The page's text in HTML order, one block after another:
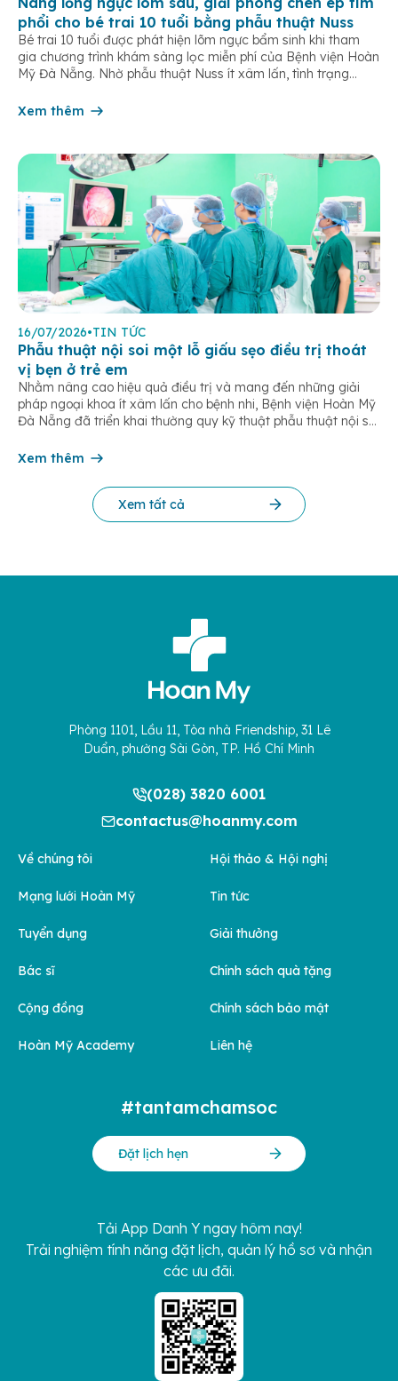
phổi cho bé trai 10 tuổi bằng phẫu thuật Nuss
Bé trai 10 tuổi được phát hiện lõm ngực bẩm sinh khi tham
gia chương trình khám sàng lọc miễn phí của Bệnh viện Hoàn
Mỹ Đà Nẵng. Nhờ phẫu thuật Nuss ít xâm lấn, tình trạng
ngày điều trị. Lõm ngực […]
Xem thêm
16/07/2026•TIN TỨC
Phẫu thuật nội soi một lỗ giấu sẹo điều trị thoát
vị bẹn ở trẻ em
Nhằm nâng cao hiệu quả điều trị và mang đến những giải
pháp ngoại khoa ít xâm lấn cho bệnh nhi, Bệnh viện Hoàn Mỹ
Đà Nẵng đã triển khai thường quy kỹ thuật phẫu thuật nội soi
hiện đại giúp […]
Xem thêm
Xem tất cả
Phòng 1101, Lầu 11, Tòa nhà Friendship, 31 Lê
Duẩn, phường Sài Gòn, TP. Hồ Chí Minh
(028) 3820 6001
contactus@hoanmy.com
Về chúng tôi
Mạng lưới Hoàn Mỹ
Tuyển dụng
Bác sĩ
Cộng đồng
Hoàn Mỹ Academy
Hội thảo & Hội nghị
Tin tức
Giải thưởng
Chính sách quà tặng
Chính sách bảo mật
Liên hệ
#tantamchamsoc
Đặt lịch hẹn
Tải App Danh Y ngay hôm nay!
Trải nghiệm tính năng đặt lịch, quản lý hồ sơ và nhận
các ưu đãi.